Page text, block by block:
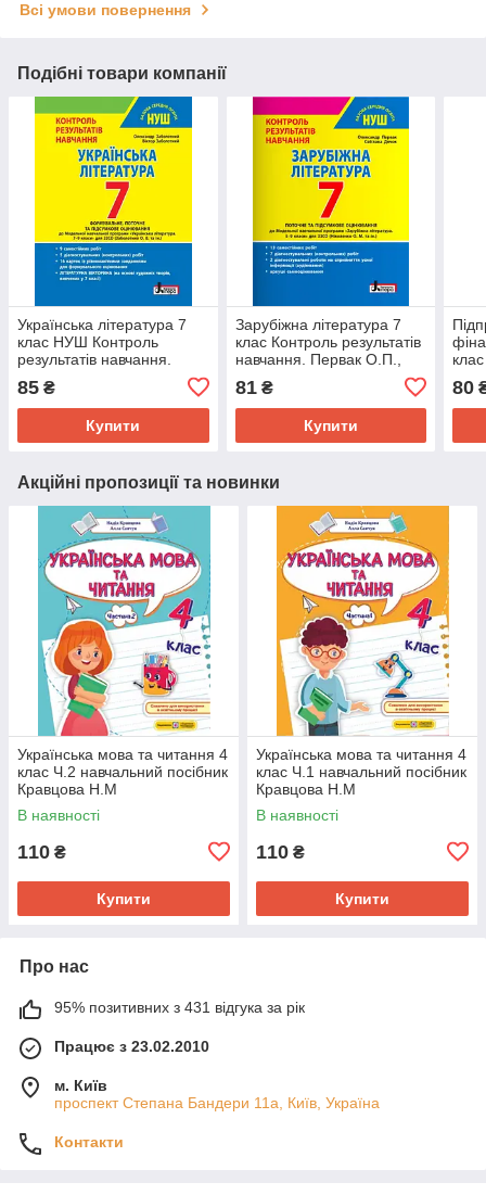
Всі умови повернення
Подібні товари компанії
Українська література 7
клас НУШ Контроль
результатів навчання.
Заболотний О.В.
85 ₴
Купити
Зарубіжна література 7
клас Контроль результатів
навчання. Первак О.П.,
81₴
Купити
С.
80
Акційні пропозиції та новинки
Українська мова та читання 4
клас Ч.2 навчальний посібник
Кравцова Н.М
В наявності
110 ₴
Купити
Українська мова та читання 4
клас Ч.1 навчальний посібник
Кравцова Н.М
В наявності
110 ₴
Купити
Про нас
95% позитивних з 431 відгука за рік
Працює з 23.02.2010
м. Київ
проспект Степана Бандери 11а, Київ, Україна
Контакти